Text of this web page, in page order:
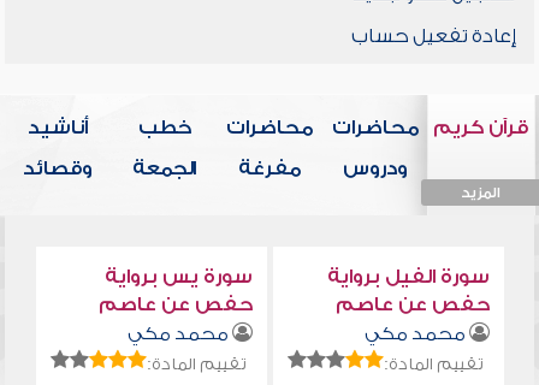
إعادة تفعيل حساب
قرآن كريم
المزيد
محاضرات
ودروس
محاضرات
مفرغة
خطب
الجمعة
أناشيد
وقصائد
سورة الفيل برواية
حفص عن عاصم
محمد مكي
تقييم المادة:
سورة يس برواية
حفص عن عاصم
محمد مكي
تقييم المادة: